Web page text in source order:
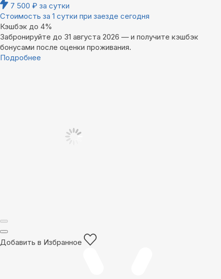
7 500 ₽ за сутки
Стоимость за 1 сутки при заезде сегодня
Кэшбэк до 4%
Забронируйте до 31 августа 2026 — и получите кэшбэк
бонусами после оценки проживания.
Подробнее
Добавить в Избранное